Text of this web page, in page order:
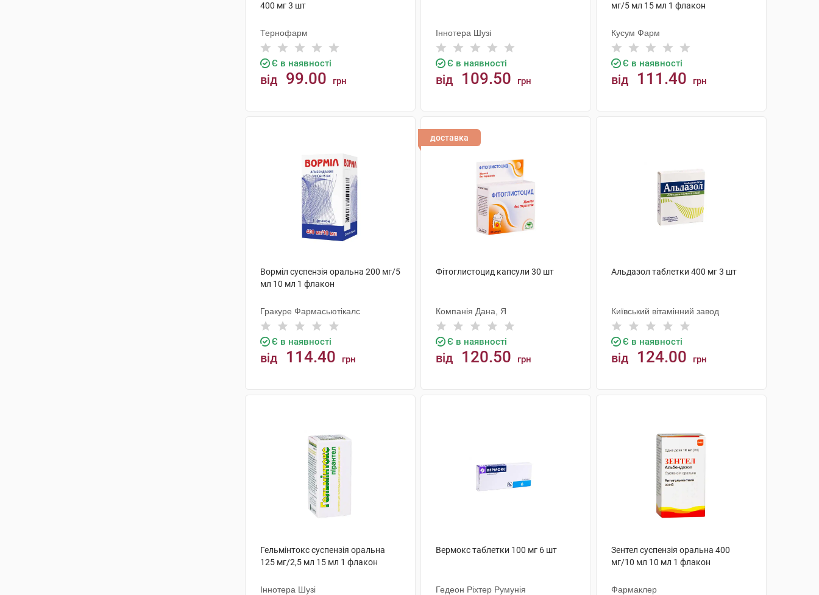
400 мг 3 шт
Тернофарм
Є в наявності
від 99.00 грн
Іннотера Шузі
Є в наявності
від 109.50 грн
мг/5 мл 15 мл 1 флакон
Кусум Фарм
Є в наявності
від 111.40 грн
Ворміл суспензія оральна 200 мг/5
мл 10 мл 1 флакон
Гракуре Фармасьютікалс
Є в наявності
від 114.40 грн
доставка
Фітоглистоцид капсули 30 шт
Компанія Дана, Я
Є в наявності
від 120.50 грн
Альдазол таблетки 400 мг 3 шт
Київський вітамінний завод
Є в наявності
від 124.00 грн
Гельмінтокс суспензія оральна
125 мг/2,5 мл 15 мл 1 флакон
Іннотера Шузі
Вермокс таблетки 100 мг 6 шт
Гедеон Ріхтер Румунія
Зентел суспензія оральна 400
мг/10 мл 10 мл 1 флакон
Фармаклер